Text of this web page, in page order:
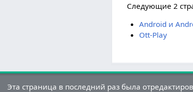
Следующие 2
Android и
Ott-Play
Эта страница в последний раз была